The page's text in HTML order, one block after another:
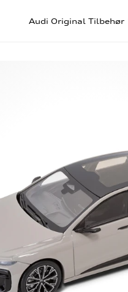
Audi Original Tilbehør